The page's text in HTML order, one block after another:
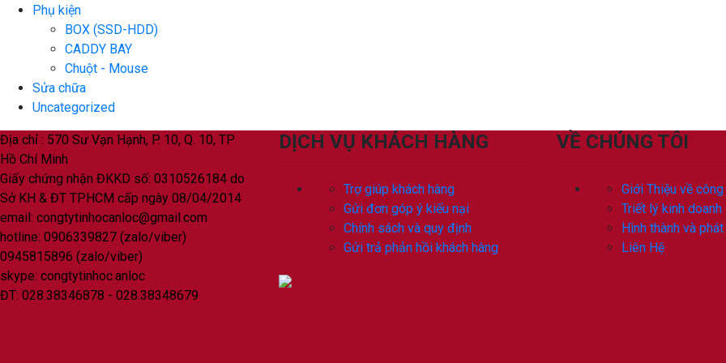
Phụ kiện
BOX (SSD-HDD)
CADDY BAY
Chuột - Mouse
Sửa chữa
Uncategorized
Địa chỉ : 570 Sư Vạn Hạnh, P. 10, Q. 10, TP
Hồ Chí Minh
Giấy chứng nhận ĐKKD số: 0310526184 do
Sở KH & ĐT TPHCM cấp ngày 08/04/2014
email: congtytinhocanloc@gmail.com
hotline: 0906339827 (zalo/viber)
0945815896 (zalo/viber)
skype: congtytinhoc.anloc
ĐT: 028.38346878 - 028.38348679
DỊCH VỤ KHÁCH HÀNG
Trợ giúp khách hàng
Gửi đơn góp ý kiếu nại
Chính sách và quy định
Gửi trả phản hồi khách hàng
VỀ CHÚNG TÔI
Giới Thiệu về
Triết lý kinh doanh
Hình thành và
Liên Hệ